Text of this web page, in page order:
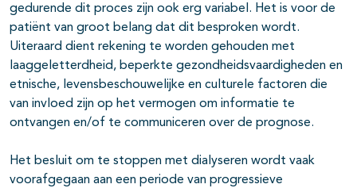
gedurende dit proces zijn ook erg variabel. Het is voor de
patiënt van groot belang dat dit besproken wordt.
Uiteraard dient rekening te worden gehouden met
laaggeletterdheid, beperkte gezondheidsvaardigheden en
etnische, levensbeschouwelijke en culturele factoren die
van invloed zijn op het vermogen om informatie te
ontvangen en/of te communiceren over de prognose.
Het besluit om te stoppen met dialyseren wordt vaak
voorafgegaan aan een periode van progressieve